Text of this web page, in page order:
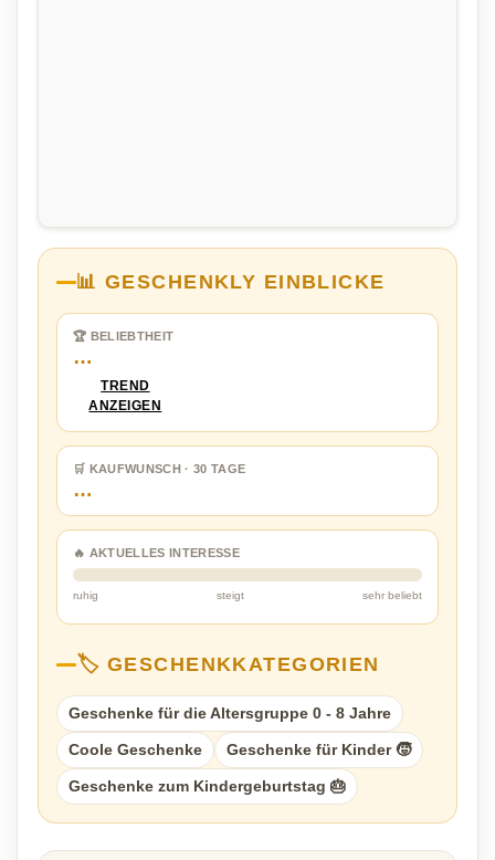
📊 GESCHENKLY EINBLICKE
🏆 BELIEBTHEIT
…
TREND
ANZEIGEN
🛒 KAUFWUNSCH · 30 TAGE
…
🔥 AKTUELLES INTERESSE
ruhig steigt sehr beliebt
🏷️ GESCHENKKATEGORIEN
Geschenke für die Altersgruppe 0 - 8 Jahre
Coole Geschenke Geschenke für Kinder 🧒
Geschenke zum Kindergeburtstag 🎂